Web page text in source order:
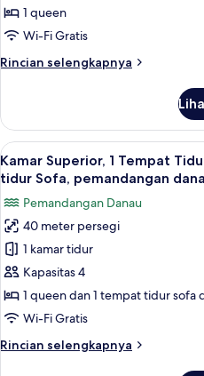
tidur
Sofa
Double,
1
Tidur
danau
1 queen
Wi-Fi Gratis
Rincian selengkapnya
Rincian
Kamar
Double,
1
Tempat
Queen,
pemandangan
danau
Lihat
semua
untuk
Kamar
Superior,
1
Tempat
Tidur
dengan
8
Kamar Superior, 1 Tempat
tidur Sofa, pemandangan
Pemandangan Danau
40 meter persegi
1 kamar tidur
Kapasitas 4
1 queen dan 1 tempat tidur sofa
Wi-Fi Gratis
Rincian selengkapnya
Rincian